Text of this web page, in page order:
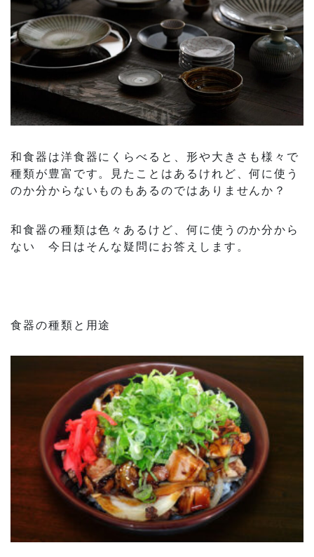
和食器は洋食器にくらべると、形や大きさも様々で
種類が豊富です。見たことはあるけれど、何に使う
のか分からないものもあるのではありませんか？
和食器の種類は色々あるけど、何に使うのか分から
ない 今日はそんな疑問にお答えします。
食器の種類と用途